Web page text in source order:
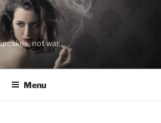
not war.
Menu